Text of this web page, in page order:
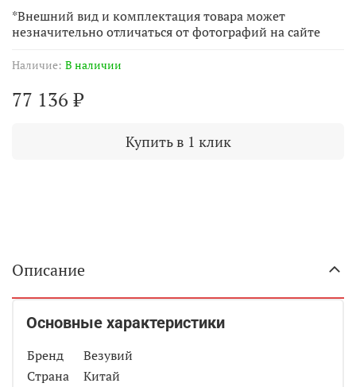
Наличие: В наличии
77 136 ₽
Купить в 1 клик
*Внешний вид и комплектация товара может
незначительно отличаться от фотографий на сайте
Описание
Основные характеристики
Бренд
Везувий
Страна
Китай